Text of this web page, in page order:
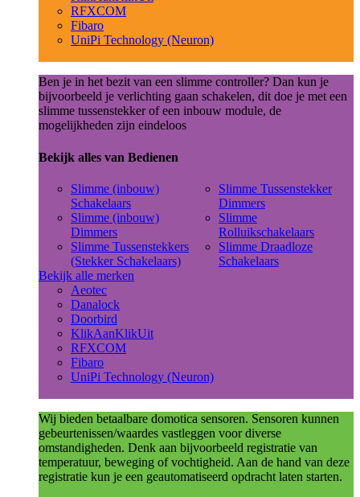
RFXCOM
Fibaro
UniPi Technology (Neuron)
Ben je in het bezit van een slimme controller? Dan kun je
bijvoorbeeld je verlichting gaan schakelen, dit doe je met een
slimme tussenstekker of een inbouw module, de
mogelijkheden zijn eindeloos
Bekijk alles van Bedienen
Slimme (inbouw)
Schakelaars
Slimme (inbouw)
Dimmers
Slimme Tussenstekkers
(Stekker Schakelaars)
Slimme Tussenstekker
Dimmers
Slimme
Rolluikschakelaars
Slimme Draadloze
Schakelaars
Bekijk alle merken
Aeotec
Danalock
Doorbird
KlikAanKlikUit
RFXCOM
Fibaro
UniPi Technology (Neuron)
Wij bieden betaalbare domotica sensoren. Sensoren kunnen
gebeurtenissen/waardes vastleggen voor diverse
omstandigheden. Denk aan bijvoorbeeld registratie van
temperatuur, beweging of vochtigheid. Aan de hand van deze
registratie kun je een geautomatiseerd opdracht laten starten.